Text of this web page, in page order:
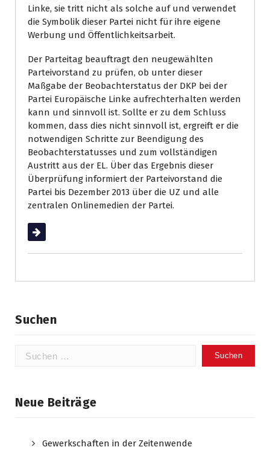
Linke, sie tritt nicht als solche auf und verwendet
die Symbolik dieser Partei nicht für ihre eigene
Werbung und Öffentlichkeitsarbeit.
Der Parteitag beauftragt den neugewählten
Parteivorstand zu prüfen, ob unter dieser
Maßgabe der Beobachterstatus der DKP bei der
Partei Europäische Linke aufrechterhalten werden
kann und sinnvoll ist. Sollte er zu dem Schluss
kommen, dass dies nicht sinnvoll ist, ergreift er die
notwendigen Schritte zur Beendigung des
Beobachterstatusses und zum vollständigen
Austritt aus der EL. Über das Ergebnis dieser
Überprüfung informiert der Parteivorstand die
Partei bis Dezember 2013 über die UZ und alle
zentralen Onlinemedien der Partei.
Weiterlesen
Suchen
Suchen
Neue Beiträge
Gewerkschaften in der Zeitenwende